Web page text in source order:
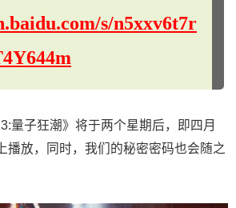
s/n5xxv6t7r
量子狂潮》将于两个星期后，即四月
播放，同时，我们的秘密密码也会随之